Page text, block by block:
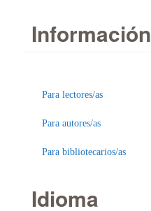
Información
Para lectores/as
Para autores/as
Para bibliotecarios/as
Idioma